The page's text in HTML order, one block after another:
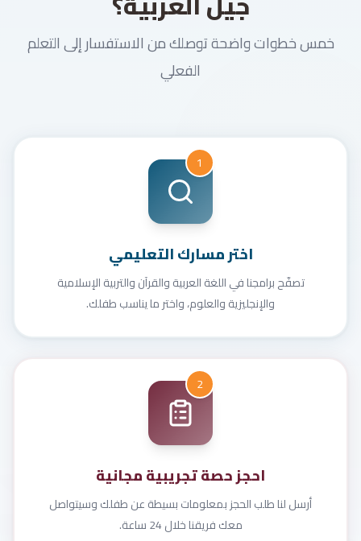
خمس خطوات واضحة توصلك من الاستفسار إلى التعلم
الفعلي
1
اختر مسارك التعليمي
تصفّح برامجنا في اللغة العربية والقرآن والتربية الإسلامية
والإنجليزية والعلوم، واختر ما يناسب طفلك.
2
احجز حصة تجريبية مجانية
أرسل لنا طلب الحجز بمعلومات بسيطة عن طفلك وسيتواصل
معك فريقنا خلال 24 ساعة.